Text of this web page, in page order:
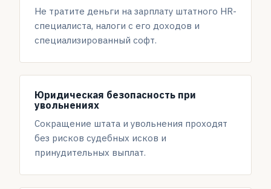
Не тратите деньги на зарплату штатного HR-
специалиста, налоги с его доходов и
специализированный софт.
Юридическая безопасность при
увольнениях
Сокращение штата и увольнения проходят
без рисков судебных исков и
принудительных выплат.